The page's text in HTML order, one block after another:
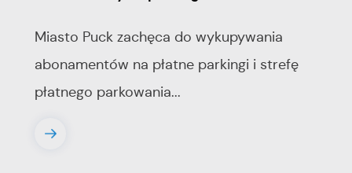
Miasto Puck zachęca do wykupywania
abonamentów na płatne parkingi i strefę
płatnego parkowania...